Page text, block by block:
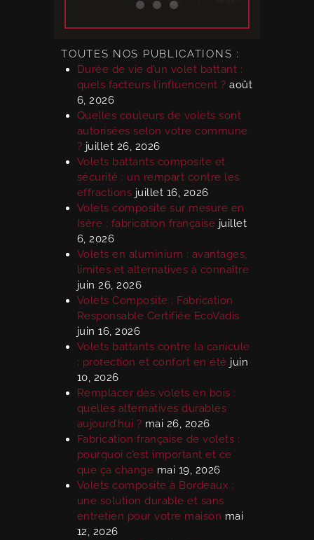
TOUTES NOS PUBLICATIONS :
Durée de vie d’un volet battant :
quels facteurs l’influencent ? août
6, 2026
Quelles couleurs de volets sont
autorisées selon votre commune
? juillet 26, 2026
Volets battants composite et
sécurité : un rempart contre les
effractions juillet 16, 2026
Volets composite sur mesure en
Isère : fabrication française juillet
6, 2026
Volets en aluminium : avantages,
limites et alternatives à connaître
juin 26, 2026
Volets Composite : Fabrication
Responsable Certifiée EcoVadis
juin 16, 2026
Volets battants contre la canicule
: protection et confort en été juin
10, 2026
Remplacer des volets en bois :
quelles alternatives durables
aujourd’hui ? mai 26, 2026
Fabrication française de volets :
pourquoi c’est important et ce
que ça change mai 19, 2026
Volets composite à Bordeaux :
une solution durable et sans
entretien pour votre maison mai
12, 2026